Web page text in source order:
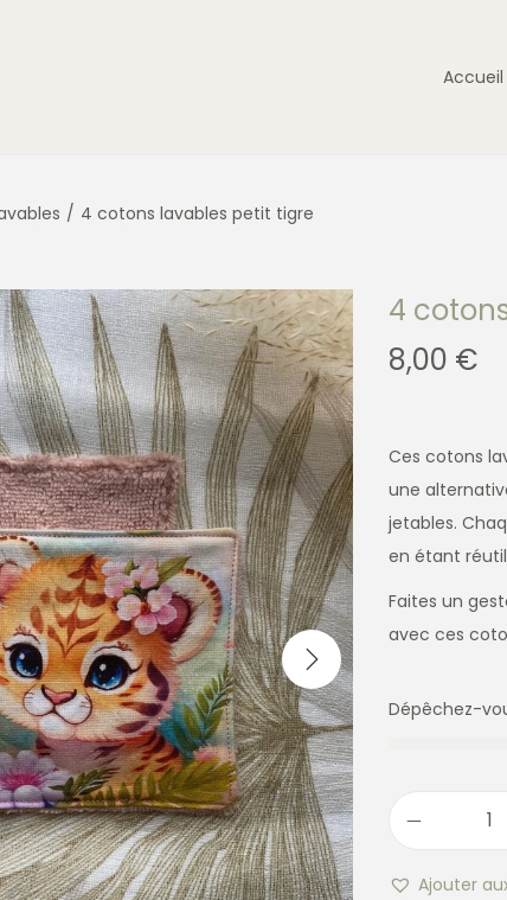
Accueil
/ 4 cotons lavables petit tigre
4
8,00 €
Ces cotons
une
jetables.
en étant
Faites un
avec ces
Dépêchez-
Ajouter